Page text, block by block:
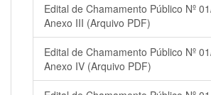
Edital de Chamamento Público Nº
Anexo III (Arquivo PDF)
Edital de Chamamento Público Nº
Anexo IV (Arquivo PDF)